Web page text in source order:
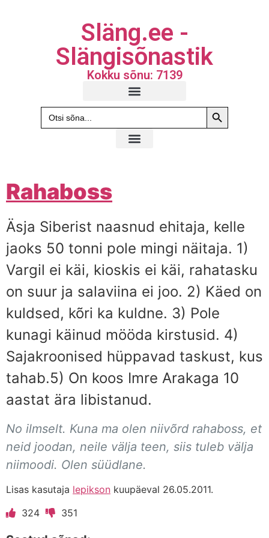
Släng.ee -
Slängisõnastik
Kokku sõnu: 7139
Search
for:
Search
Rahaboss
Äsja Siberist naasnud ehitaja, kelle
jaoks 50 tonni pole mingi näitaja. 1)
Vargil ei käi, kioskis ei käi, rahatasku
on suur ja salaviina ei joo. 2) Käed on
kuldsed, kõri ka kuldne. 3) Pole
kunagi käinud mööda kirstusid. 4)
Sajakroonised hüppavad taskust, kus
tahab.5) On koos Imre Arakaga 10
aastat ära libistanud.
No ilmselt. Kuna ma olen niivõrd rahaboss, et
neid joodan, neile välja teen, siis tuleb välja
niimoodi. Olen süüdlane.
Lisas kasutaja lepikson kuupäeval 26.05.2011.
324
351